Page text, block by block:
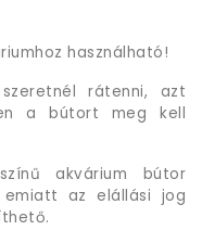
használható!
rátenni, azt
a bútort meg kell
akvárium bútor
emiatt az elállási jog